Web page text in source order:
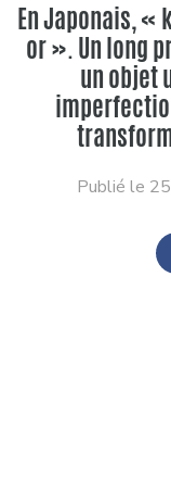
En Japonais,
or ». Un long
un objet
Publié le